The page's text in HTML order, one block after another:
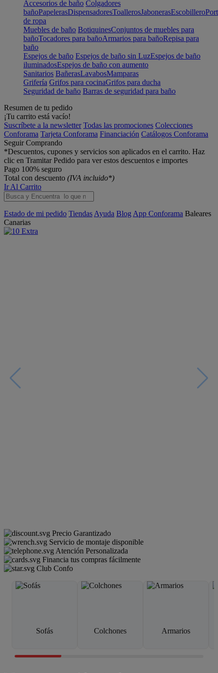
Accesorios de baño Colgadores
bañoPapelerasDispensadoresToallerosJabonerasEscobillero
de ropa
Muebles de baño BotiquinesConjuntos de muebles para
bañoTocadores para bañoArmarios para bañoRepisa para
baño
Espejos de baño Espejos de baño sin LuzEspejos de baño
iluminadosEspejos de baño con aumento
Sanitarios BañerasLavabosMamparas
Grifería Grifos para cocinaGrifos para ducha
Seguridad de baño Barras de seguridad para baño
Resumen de tu pedido
¡Tu carrito está vacío!
Suscríbete a la newsletter Todas las promociones Colecciones
Conforama Tarjeta Conforama Financiación Catálogos Conforama
Seguir Comprando
*Descuentos, cupones y servicios son aplicados en el carrito. Haz
clic en Tramitar Pedido para ver estos descuentos e importes
Pago 100% seguro
Total con descuento (IVA incluido*)
Ir Al Carrito
Estado de mi pedido Tiendas Ayuda Blog App Conforama Baleares
Canarias
Precio Garantizado
Servicio de montaje disponible
Atención Personalizada
Financia tus compras fácilmente
Club Confo
Sofás Colchones Armarios